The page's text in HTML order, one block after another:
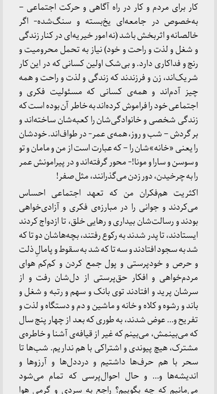
کار برای مردم و کار در راه آگاهی و حرکت اجتماعی –
به‌خصوص در جامعه‌ای یخ‌بسته و سنگ‌شده- اگر
خالصانه و اثر‌بخش باشد (نه امور خیریه‌ای در کنار زندگی
و شغل و لذت و راحت و خود) نیاز به تحمل محرومیت و
رنج و فداکاری دارد. و بی‌شک اولین کسانی که در این کار
شریک‌اند، زن و فرزندند که زندگی و لذت و راحت و همه‌
چیز آدم‌اند و همه‌ی کسانی که مسئولیت فکری و
اجتماعی خود را فراموش کرده‌اند به خاطر آن بوده است که
زندگی شخصی و خانوادگی‌شان را کعبه‌شان ساخته‌اند و
بر گردش – شب و روز، همه‌ی عمر- در طواف‌اند. خودشان
را یعنی «خانه»شان را – که عبارت است از من و مامان و تو
و سوسن و سارا و مونا!- محور گرفته‌اند و در پیرامونش عمر
را به چرخیدن، دور زدن می‌گذرانند، مثل صفر!
اکثریت هم‌فکران من که تعهد اجتماعی احساس
می‌کردند و جوانی را در مبارزه‌ی فکری و آزادی‌خواهی
بودند و رسالت‌شان بیداری و رهایی خلق، تا ازدواج کردند
ایستادند، تا پدر شدند به رکوع رفتند، بچه‌هاشان دو تا که
شد به سجود افتادند و سه تا که شد به سقوط و پامالِ ذلت
و حرص و خودپرستی و پول جمع‌ کردن و کم‌کم هوای
مردم‌خواهی و افکار حق‌پرستی از دل‌شان رفت و از
سرشان پرید و افتادند توی بانک و سهم و رتبه و شغل و
باند و رشوه و کلاه و خانه و ماشین و دم و دستگاه و لذت و
تفریح و… عوض شدند، به طوری که بعد از چهار پنج سال
که می‌بینمش، می‌بینم که غیر از قیافه‌ی آشنا و خاطره‌ی
مشترک، هیچ پیوندی و اشتراکی با هم نداریم. شب‌ها تا
سحر با هم حرف‌ها داشتیم و درددل‌ها و آرزوها و
اندیشه‌ها و… و حال احوال‌پرسی که تمام می‌شود
می‌مانیم که چه بگوییم؟ راجع به سردی و گرمی هوا